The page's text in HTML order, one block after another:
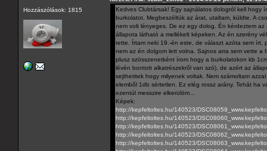
Hozzászólások: 1815
Kedves Clubtársak! Egy sajnálatos dologról kell hogy
burkolatot. Megbeszéltük az árat, utaltam, küldte. A
nem volt lényeges. De ez egy dolog. Én kérdeztem
állapota látható a mellékelt képeken. Az én szerény
tette. Írtam neki 19.-én este, de választ azóta sem
nem az én dolgom lett volna. Sajnos arra sem vette a
plusz szösszenetként írom hogy a burkolatokon kb
lévén bontott alkatrészekről van szó), de azért az
sejthetitek hogy milyenek voltak. Nem számoltam
elemből 1db sértetlen. Ez elég rossz arány. Tehát ha
ezentúl messzire elkerülöm...
Képek:
http://kepfeltoltes.hu/140523/
http://kepfeltoltes.hu/140523/
http://kepfeltoltes.hu/140523/
http://kepfeltoltes.hu/140523/
http://kepfeltoltes.hu/140523/